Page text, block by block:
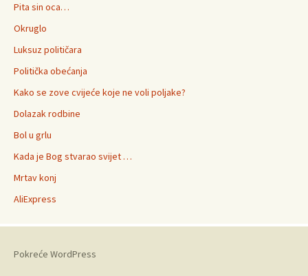
Pita sin oca…
Okruglo
Luksuz političara
Politička obećanja
Kako se zove cvijeće koje ne voli poljake?
Dolazak rodbine
Bol u grlu
Kada je Bog stvarao svijet …
Mrtav konj
AliExpress
Pokreće WordPress